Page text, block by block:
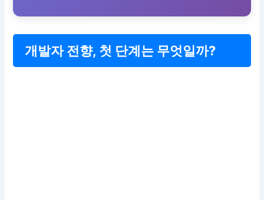
개발자 전향, 첫 단계는 무엇일까?